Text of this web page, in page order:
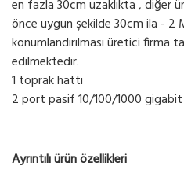
en fazla 30cm uzaklıkta , diğer
önce uygun şekilde 30cm ila - 2
konumlandırılması üretici firma
edilmektedir.
1 toprak hattı
2 port pasif 10/100/1000 gigabit
Ayrıntılı ürün özellikleri